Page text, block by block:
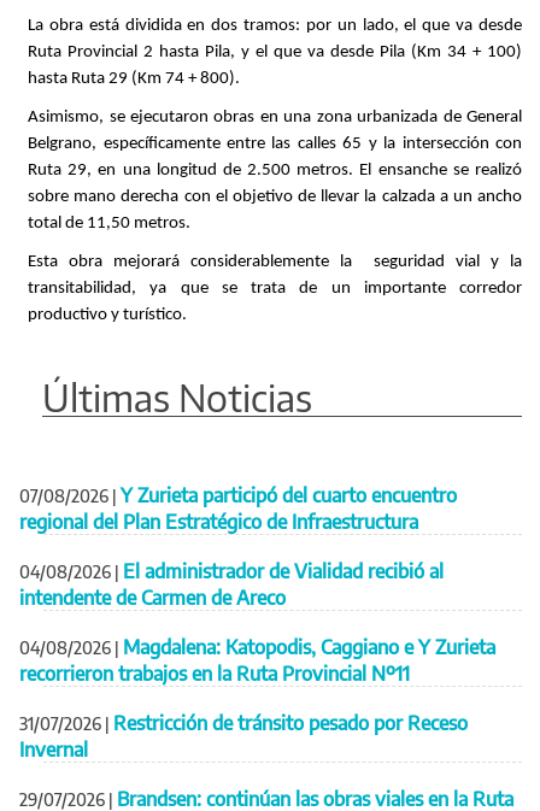
La obra está dividida en dos tramos: por un lado, el que va desde
Ruta Provincial 2 hasta Pila, y el que va desde Pila (Km 34 + 100)
hasta Ruta 29 (Km 74 + 800).
Asimismo, se ejecutaron obras en una zona urbanizada de General
Belgrano, específicamente entre las calles 65 y la intersección con
Ruta 29, en una longitud de 2.500 metros. El ensanche se realizó
sobre mano derecha con el objetivo de llevar la calzada a un ancho
total de 11,50 metros.
Esta obra mejorará considerablemente la seguridad vial y la
transitabilidad, ya que se trata de un importante corredor
productivo y turístico.
Últimas Noticias
07/08/2026 | Y Zurieta participó del cuarto encuentro
regional del Plan Estratégico de Infraestructura
04/08/2026 | El administrador de Vialidad recibió al
intendente de Carmen de Areco
04/08/2026 | Magdalena: Katopodis, Caggiano e Y Zurieta
recorrieron trabajos en la Ruta Provincial Nº11
31/07/2026 | Restricción de tránsito pesado por Receso
Invernal
29/07/2026 | Brandsen: continúan las obras viales en la Ruta